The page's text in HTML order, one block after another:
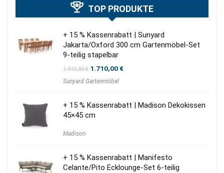
TOP PRODUKTE
+ 15 % Kassenrabatt | Sunyard
Jakarta/Oxford 300 cm Gartenmöbel-Set
9-teilig stapelbar
1.910,00€ Ursprünglicher
war:
1.710,00€Aktueller
Sunyard Gartenmöbel
+ 15 % Kassenrabatt | Madison Dekokissen
45×45 cm
Madison
+ 15 % Kassenrabatt | Manifesto
Celante/Pito Ecklounge-Set 6-teilig